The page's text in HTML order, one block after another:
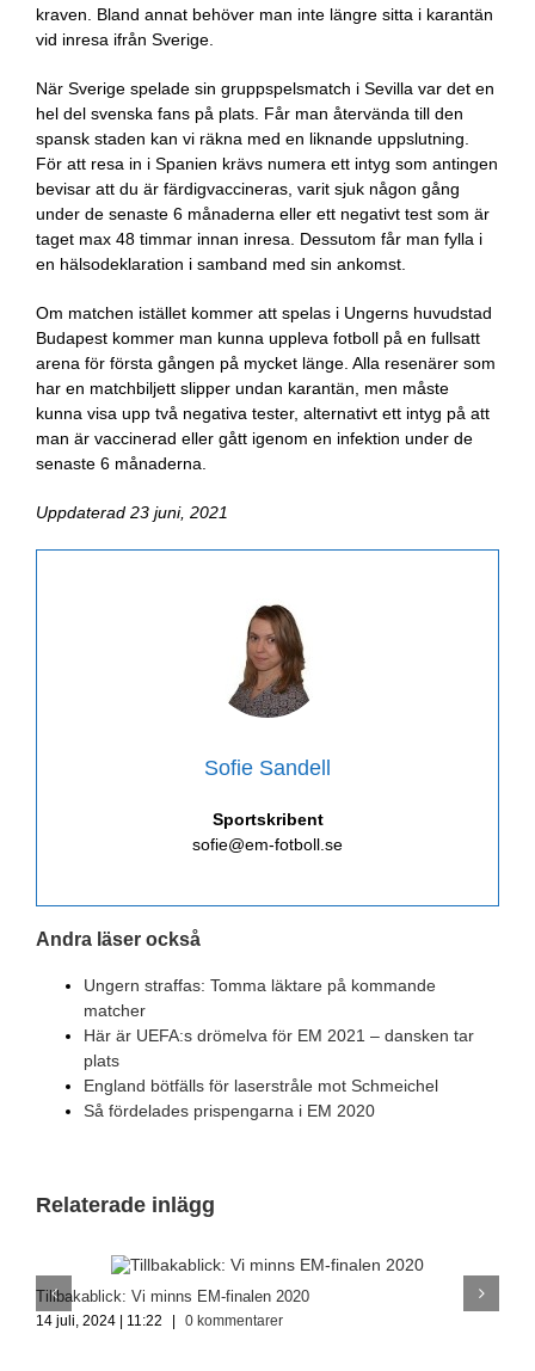
kraven. Bland annat behöver man inte längre sitta i karantän
vid inresa ifrån Sverige.
När Sverige spelade sin gruppspelsmatch i Sevilla var det en
hel del svenska fans på plats. Får man återvända till den
spansk staden kan vi räkna med en liknande uppslutning.
För att resa in i Spanien krävs numera ett intyg som antingen
bevisar att du är färdigvaccineras, varit sjuk någon gång
under de senaste 6 månaderna eller ett negativt test som är
taget max 48 timmar innan inresa. Dessutom får man fylla i
en hälsodeklaration i samband med sin ankomst.
Om matchen istället kommer att spelas i Ungerns huvudstad
Budapest kommer man kunna uppleva fotboll på en fullsatt
arena för första gången på mycket länge. Alla resenärer som
har en matchbiljett slipper undan karantän, men måste
kunna visa upp två negativa tester, alternativt ett intyg på att
man är vaccinerad eller gått igenom en infektion under de
senaste 6 månaderna.
Uppdaterad 23 juni, 2021
Sofie Sandell
Sportskribent
sofie@em-fotboll.se
Andra läser också
Ungern straffas: Tomma läktare på kommande
matcher
Här är UEFA:s drömelva för EM 2021 – dansken tar
plats
England bötfälls för laserstråle mot Schmeichel
Så fördelades prispengarna i EM 2020
Relaterade inlägg
Tillbakablick: Vi minns EM-finalen 2020
14 juli, 2024 | 11:22 | 0 kommentarer